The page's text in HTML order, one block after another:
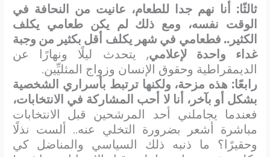
ثالثًا: أنا نهم جدا للطعام، عانيت من النحافة في
الوقت نفسه، ومع ذلك لم يكن طعامي يكلف
الكثير.. فطعامي في شهر يكلف أقل بكثير من وجبة
غداء واحدة لإعلامي, يتحدث ليلًا ونهارًا عن
الديمقراطية وحقوق الإنسان وزواج المثليِّين.
رابعًا: هذه مزحة، ولكنها ترتبط بأسراري الشخصية
بشكل أو بآخر، أنا لا أحب المشاركة في الانتخابات،
فعندما يجاملني أحد المرشحين قبل الانتخابات
مباشرة أشعر بضرورة التخلي عنه.. ألست نذلًا
وحقيرًا؟ ما ذنبه ذلك السياسي والمناضل كي